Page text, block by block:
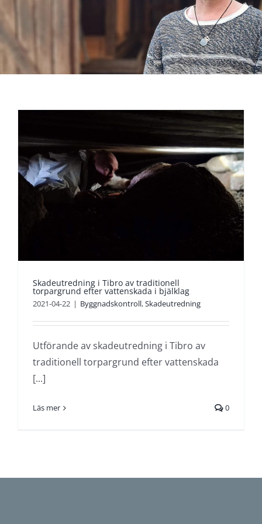
Skadeutredning i Tibro av traditionell
torpargrund efter vattenskada i bjälklag
2021-04-22 | Byggnadskontroll,Skadeutredning
Utförande av skadeutredning i Tibro av
traditionell torpargrund efter vattenskada
[...]
Läs mer 0